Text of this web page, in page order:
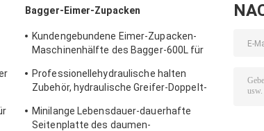
Bagger-Eimer-Zupacken
Kundengebundene Eimer-Zupacken-
Maschinenhälfte des Bagger-600L für
Professionellehydraulische halten
Zubehör, hydraulische Greifer-Doppelt-
Minilange Lebensdauer-dauerhafte
Seitenplatte des daumen-